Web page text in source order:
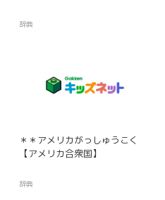
辞典
＊＊アメリカがっしゅうこく
【アメリカ合衆国】
辞典